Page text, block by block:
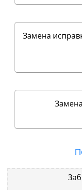
Замена